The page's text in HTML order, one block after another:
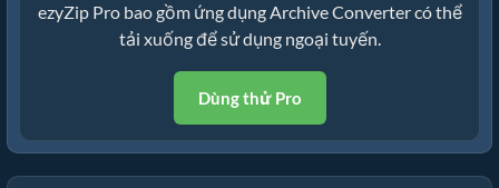
ezyZip Pro bao gồm ứng dụng Archive Converter có thể
tải xuống để sử dụng ngoại tuyến.
Dùng thử Pro